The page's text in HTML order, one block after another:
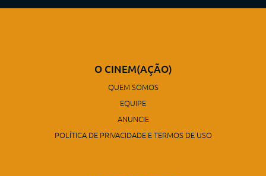
O CINEM(AÇÃO)
QUEM SOMOS
EQUIPE
ANUNCIE
POLÍTICA DE PRIVACIDADE E TERMOS DE USO